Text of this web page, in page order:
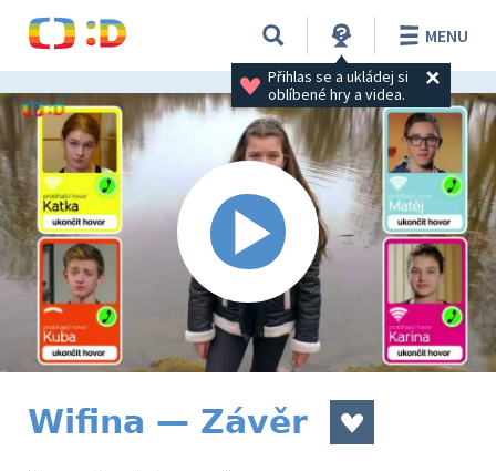
Přihlas se a ukládej si
oblíbené hry a videa.
MENU
Wifina — Závěr